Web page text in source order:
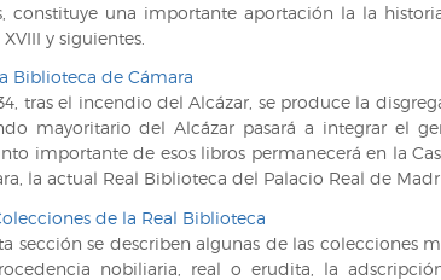
constituye una importante aportación la la
y siguientes.
Biblioteca de Cámara
tras el incendio del Alcázar, se produce la
mayoritario del Alcázar pasará a integrar el
importante de esos libros permanecerá en la
la actual Real Biblioteca del Palacio Real de
de la Real Biblioteca
sección se describen algunas de las colecciones
nobiliaria, real o erudita, la